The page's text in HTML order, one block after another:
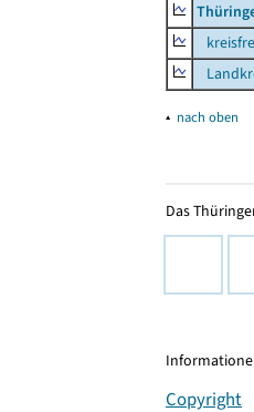
▴ nach oben
Das
Copyright